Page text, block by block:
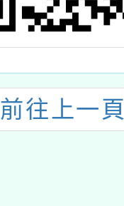
前往上一頁